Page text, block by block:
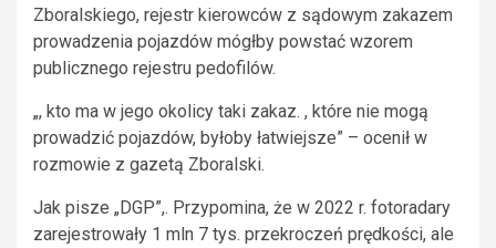
Zboralskiego, rejestr kierowców z sądowym zakazem
prowadzenia pojazdów mógłby powstać wzorem
publicznego rejestru pedofilów.
„, kto ma w jego okolicy taki zakaz. , które nie mogą
prowadzić pojazdów, byłoby łatwiejsze” – ocenił w
rozmowie z gazetą Zboralski.
Jak pisze „DGP”,. Przypomina, że w 2022 r. fotoradary
zarejestrowały 1 mln 7 tys. przekroczeń prędkości, ale